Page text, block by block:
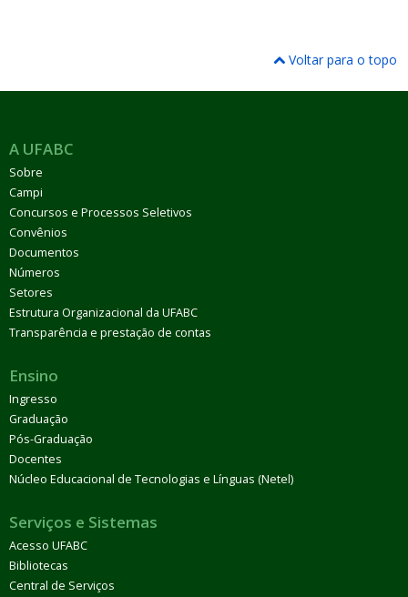
Voltar para o topo
A UFABC
Sobre
Campi
Concursos e Processos Seletivos
Convênios
Documentos
Números
Setores
Estrutura Organizacional da UFABC
Transparência e prestação de contas
Ensino
Ingresso
Graduação
Pós-Graduação
Docentes
Núcleo Educacional de Tecnologias e Línguas (Netel)
Serviços e Sistemas
Acesso UFABC
Bibliotecas
Central de Serviços